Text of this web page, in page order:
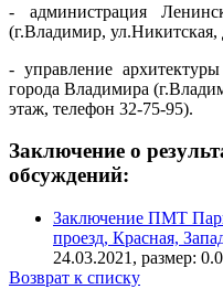
- администрация
(г.Владимир, ул.Никитская,
- управление
города Владимира
этаж, телефон 32-75-95).
Заключение о
обсуждений:
Заключение ПМТ
проезд, Красная,
24.03.2021, размер:
Возврат к списку